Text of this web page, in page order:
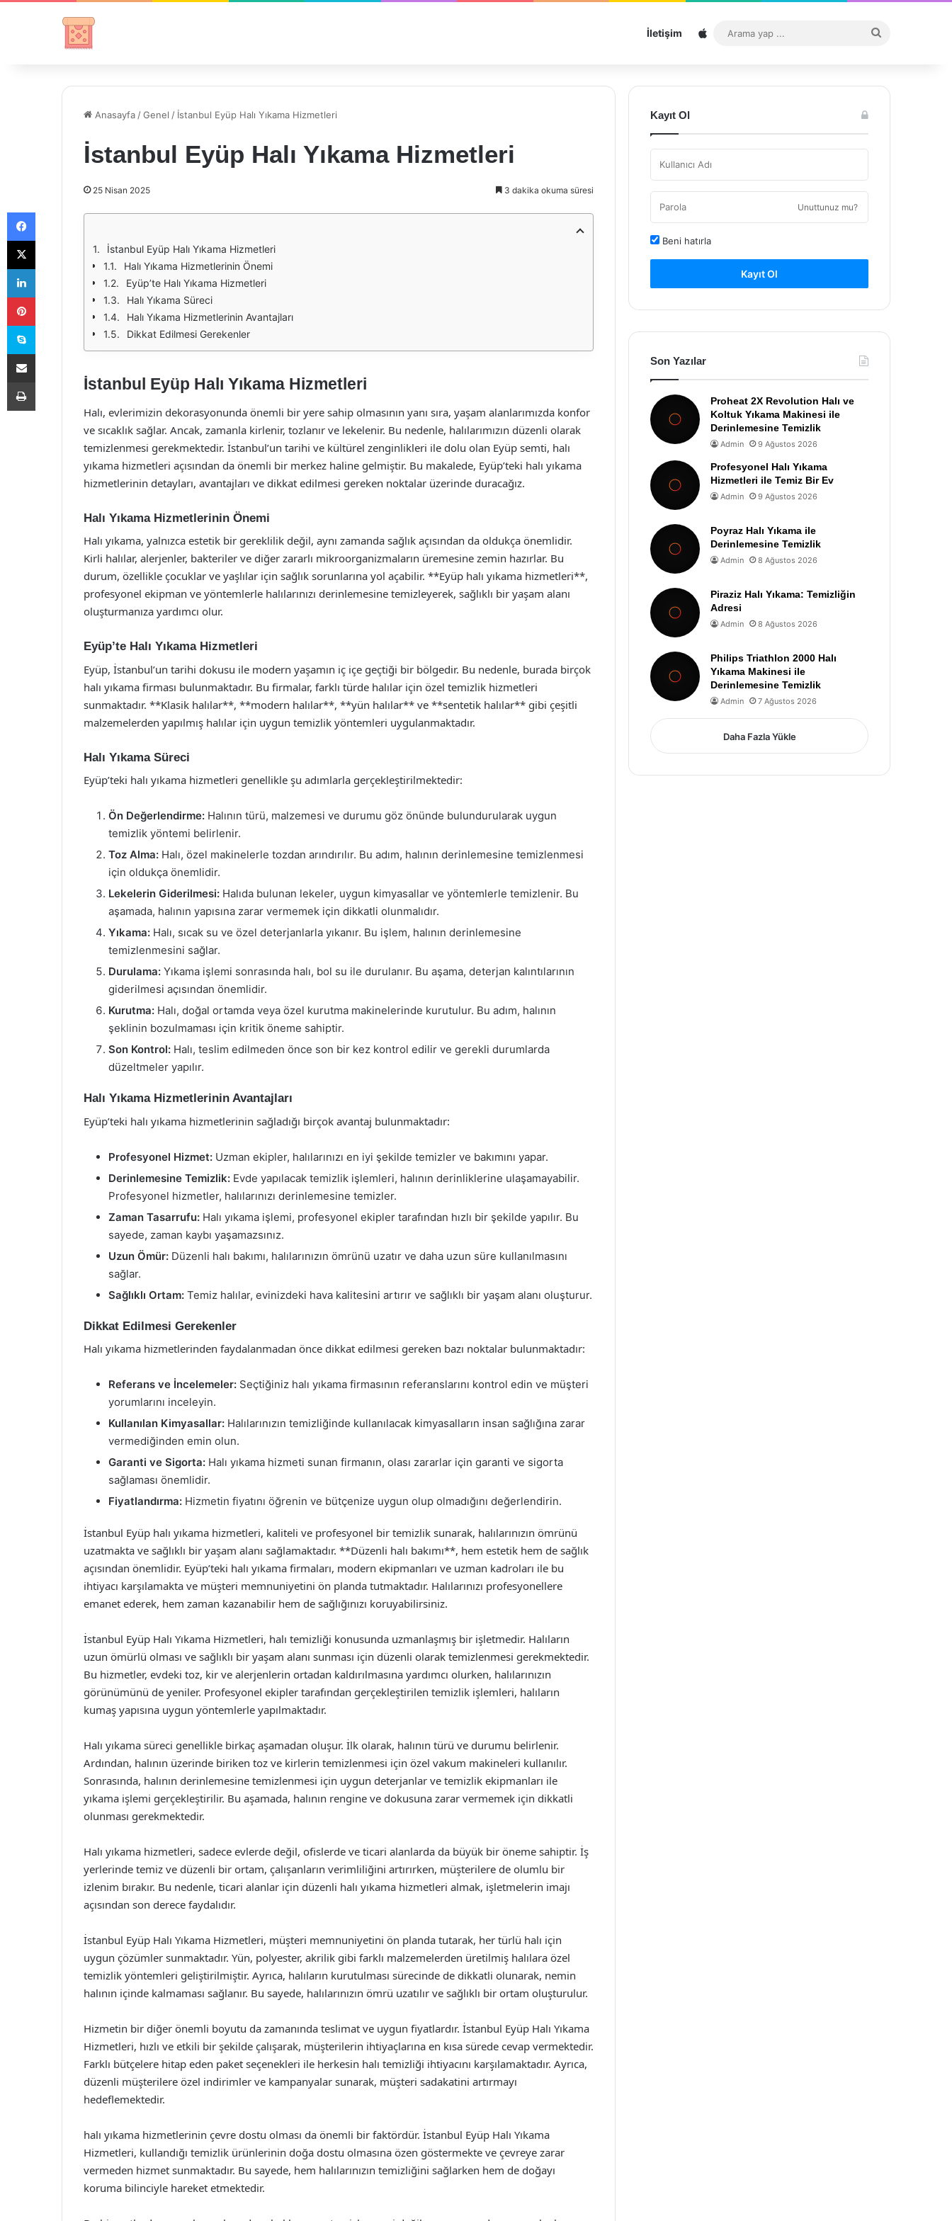
İletişim Sitemap
...
Anasayfa /Genel / İstanbul Eyüp Halı Yıkama Hizmetleri
İstanbul Eyüp Halı Yıkama Hizmetleri
25 Nisan 2025 3 dakika okuma süresi
İstanbul Eyüp Halı Yıkama Hizmetleri
Halı Yıkama Hizmetlerinin Önemi
Eyüp’te Halı Yıkama Hizmetleri
Halı Yıkama Süreci
Halı Yıkama Hizmetlerinin Avantajları
Dikkat Edilmesi Gerekenler
İstanbul Eyüp Halı Yıkama Hizmetleri
Halı, evlerimizin dekorasyonunda önemli bir yere sahip olmasının yanı sıra, yaşam alanlarımızda konfor
ve sıcaklık sağlar. Ancak, zamanla kirlenir, tozlanır ve lekelenir. Bu nedenle, halılarımızın düzenli olarak
temizlenmesi gerekmektedir. İstanbul’un tarihi ve kültürel zenginlikleri ile dolu olan Eyüp semti, halı
yıkama hizmetleri açısından da önemli bir merkez haline gelmiştir. Bu makalede, Eyüp’teki halı yıkama
hizmetlerinin detayları, avantajları ve dikkat edilmesi gereken noktalar üzerinde duracağız.
Halı Yıkama Hizmetlerinin Önemi
Halı yıkama, yalnızca estetik bir gereklilik değil, aynı zamanda sağlık açısından da oldukça önemlidir.
Kirli halılar, alerjenler, bakteriler ve diğer zararlı mikroorganizmaların üremesine zemin hazırlar. Bu
durum, özellikle çocuklar ve yaşlılar için sağlık sorunlarına yol açabilir. **Eyüp halı yıkama hizmetleri**,
profesyonel ekipman ve yöntemlerle halılarınızı derinlemesine temizleyerek, sağlıklı bir yaşam alanı
oluşturmanıza yardımcı olur.
Eyüp’te Halı Yıkama Hizmetleri
Eyüp, İstanbul’un tarihi dokusu ile modern yaşamın iç içe geçtiği bir bölgedir. Bu nedenle, burada birçok
halı yıkama firması bulunmaktadır. Bu firmalar, farklı türde halılar için özel temizlik hizmetleri
sunmaktadır. **Klasik halılar**, **modern halılar**, **yün halılar** ve **sentetik halılar** gibi çeşitli
malzemelerden yapılmış halılar için uygun temizlik yöntemleri uygulanmaktadır.
Halı Yıkama Süreci
Eyüp’teki halı yıkama hizmetleri genellikle şu adımlarla gerçekleştirilmektedir:
Ön Değerlendirme: Halının türü, malzemesi ve durumu göz önünde bulundurularak uygun
temizlik yöntemi belirlenir.
Toz Alma: Halı, özel makinelerle tozdan arındırılır. Bu adım, halının derinlemesine temizlenmesi
için oldukça önemlidir.
Lekelerin Giderilmesi: Halıda bulunan lekeler, uygun kimyasallar ve yöntemlerle temizlenir. Bu
aşamada, halının yapısına zarar vermemek için dikkatli olunmalıdır.
Yıkama: Halı, sıcak su ve özel deterjanlarla yıkanır. Bu işlem, halının derinlemesine
temizlenmesini sağlar.
Durulama: Yıkama işlemi sonrasında halı, bol su ile durulanır. Bu aşama, deterjan kalıntılarının
giderilmesi açısından önemlidir.
Kurutma: Halı, doğal ortamda veya özel kurutma makinelerinde kurutulur. Bu adım, halının
şeklinin bozulmaması için kritik öneme sahiptir.
Son Kontrol: Halı, teslim edilmeden önce son bir kez kontrol edilir ve gerekli durumlarda
düzeltmeler yapılır.
Halı Yıkama Hizmetlerinin Avantajları
Eyüp’teki halı yıkama hizmetlerinin sağladığı birçok avantaj bulunmaktadır:
Profesyonel Hizmet: Uzman ekipler, halılarınızı en iyi şekilde temizler ve bakımını yapar.
Derinlemesine Temizlik: Evde yapılacak temizlik işlemleri, halının derinliklerine ulaşamayabilir.
Profesyonel hizmetler, halılarınızı derinlemesine temizler.
Zaman Tasarrufu: Halı yıkama işlemi, profesyonel ekipler tarafından hızlı bir şekilde yapılır. Bu
sayede, zaman kaybı yaşamazsınız.
Uzun Ömür: Düzenli halı bakımı, halılarınızın ömrünü uzatır ve daha uzun süre kullanılmasını
sağlar.
Sağlıklı Ortam: Temiz halılar, evinizdeki hava kalitesini artırır ve sağlıklı bir yaşam alanı oluşturur.
Dikkat Edilmesi Gerekenler
Halı yıkama hizmetlerinden faydalanmadan önce dikkat edilmesi gereken bazı noktalar bulunmaktadır:
Referans ve İncelemeler: Seçtiğiniz halı yıkama firmasının referanslarını kontrol edin ve müşteri
yorumlarını inceleyin.
Kullanılan Kimyasallar: Halılarınızın temizliğinde kullanılacak kimyasalların insan sağlığına zarar
vermediğinden emin olun.
Garanti ve Sigorta: Halı yıkama hizmeti sunan firmanın, olası zararlar için garanti ve sigorta
sağlaması önemlidir.
Fiyatlandırma: Hizmetin fiyatını öğrenin ve bütçenize uygun olup olmadığını değerlendirin.
İstanbul Eyüp halı yıkama hizmetleri, kaliteli ve profesyonel bir temizlik sunarak, halılarınızın ömrünü
uzatmakta ve sağlıklı bir yaşam alanı sağlamaktadır. **Düzenli halı bakımı**, hem estetik hem de sağlık
açısından önemlidir. Eyüp’teki halı yıkama firmaları, modern ekipmanları ve uzman kadroları ile bu
ihtiyacı karşılamakta ve müşteri memnuniyetini ön planda tutmaktadır. Halılarınızı profesyonellere
emanet ederek, hem zaman kazanabilir hem de sağlığınızı koruyabilirsiniz.
İstanbul Eyüp Halı Yıkama Hizmetleri, halı temizliği konusunda uzmanlaşmış bir işletmedir. Halıların
uzun ömürlü olması ve sağlıklı bir yaşam alanı sunması için düzenli olarak temizlenmesi gerekmektedir.
Bu hizmetler, evdeki toz, kir ve alerjenlerin ortadan kaldırılmasına yardımcı olurken, halılarınızın
görünümünü de yeniler. Profesyonel ekipler tarafından gerçekleştirilen temizlik işlemleri, halıların
kumaş yapısına uygun yöntemlerle yapılmaktadır.
Halı yıkama süreci genellikle birkaç aşamadan oluşur. İlk olarak, halının türü ve durumu belirlenir.
Ardından, halının üzerinde biriken toz ve kirlerin temizlenmesi için özel vakum makineleri kullanılır.
Sonrasında, halının derinlemesine temizlenmesi için uygun deterjanlar ve temizlik ekipmanları ile
yıkama işlemi gerçekleştirilir. Bu aşamada, halının rengine ve dokusuna zarar vermemek için dikkatli
olunması gerekmektedir.
Halı yıkama hizmetleri, sadece evlerde değil, ofislerde ve ticari alanlarda da büyük bir öneme sahiptir. İş
yerlerinde temiz ve düzenli bir ortam, çalışanların verimliliğini artırırken, müşterilere de olumlu bir
izlenim bırakır. Bu nedenle, ticari alanlar için düzenli halı yıkama hizmetleri almak, işletmelerin imajı
açısından son derece faydalıdır.
İstanbul Eyüp Halı Yıkama Hizmetleri, müşteri memnuniyetini ön planda tutarak, her türlü halı için
uygun çözümler sunmaktadır. Yün, polyester, akrilik gibi farklı malzemelerden üretilmiş halılara özel
temizlik yöntemleri geliştirilmiştir. Ayrıca, halıların kurutulması sürecinde de dikkatli olunarak, nemin
halının içinde kalmaması sağlanır. Bu sayede, halılarınızın ömrü uzatılır ve sağlıklı bir ortam oluşturulur.
Hizmetin bir diğer önemli boyutu da zamanında teslimat ve uygun fiyatlardır. İstanbul Eyüp Halı Yıkama
Hizmetleri, hızlı ve etkili bir şekilde çalışarak, müşterilerin ihtiyaçlarına en kısa sürede cevap vermektedir.
Farklı bütçelere hitap eden paket seçenekleri ile herkesin halı temizliği ihtiyacını karşılamaktadır. Ayrıca,
düzenli müşterilere özel indirimler ve kampanyalar sunarak, müşteri sadakatini artırmayı
hedeflemektedir.
halı yıkama hizmetlerinin çevre dostu olması da önemli bir faktördür. İstanbul Eyüp Halı Yıkama
Hizmetleri, kullandığı temizlik ürünlerinin doğa dostu olmasına özen göstermekte ve çevreye zarar
vermeden hizmet sunmaktadır. Bu sayede, hem halılarınızın temizliğini sağlarken hem de doğayı
koruma bilinciyle hareket etmektedir.
Kayıt Ol
Unuttunuz mu?
Beni hatırla
Kayıt Ol
Son Yazılar
Proheat 2X Revolution Halı ve
Koltuk Yıkama Makinesi ile
Derinlemesine Temizlik
Admin 9 Ağustos 2026
Profesyonel Halı Yıkama
Hizmetleri ile Temiz Bir Ev
Admin 9 Ağustos 2026
Poyraz Halı Yıkama ile
Derinlemesine Temizlik
Admin 8 Ağustos 2026
Piraziz Halı Yıkama: Temizliğin
Adresi
Admin 8 Ağustos 2026
Philips Triathlon 2000 Halı
Yıkama Makinesi ile
Derinlemesine Temizlik
Admin 7 Ağustos 2026
Daha Fazla Yükle
Facebook
X
LinkedIn
Pinterest
Skype
E-Posta ile paylaş